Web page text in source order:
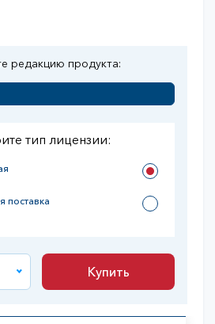
редакцию продукта:
тип лицензии:
поставка
Купить